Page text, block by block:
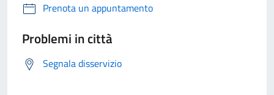
Prenota un appuntamento
Problemi in città
Segnala disservizio